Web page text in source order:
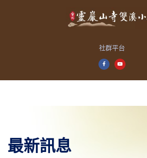
社群平台
最新訊息